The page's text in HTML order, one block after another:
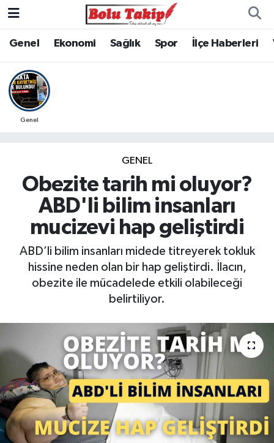
Genel Ekonomi Sağlık Spor İlçe Haberleri
Genel
GENEL
Obezite tarih mi oluyor?
ABD'li bilim insanları
mucizevi hap geliştirdi
ABD’li bilim insanları midede titreyerek tokluk
hissine neden olan bir hap geliştirdi. İlacın,
obezite ile mücadelede etkili olabileceği
belirtiliyor.